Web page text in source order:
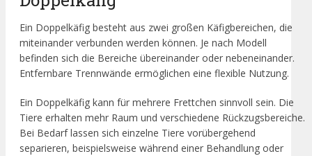
Ein Doppelkäfig besteht aus zwei großen Käfigbereichen, die
miteinander verbunden werden können. Je nach Modell
befinden sich die Bereiche übereinander oder nebeneinander.
Entfernbare Trennwände ermöglichen eine flexible Nutzung.
Ein Doppelkäfig kann für mehrere Frettchen sinnvoll sein. Die
Tiere erhalten mehr Raum und verschiedene Rückzugsbereiche.
Bei Bedarf lassen sich einzelne Tiere vorübergehend
separieren, beispielsweise während einer Behandlung oder